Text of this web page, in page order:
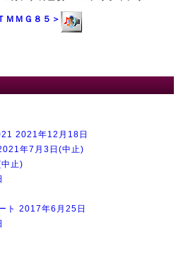
ＭＧ８５＞
2021年12月18日
年7月3日(中止)
止)
ト 2017年6月25日